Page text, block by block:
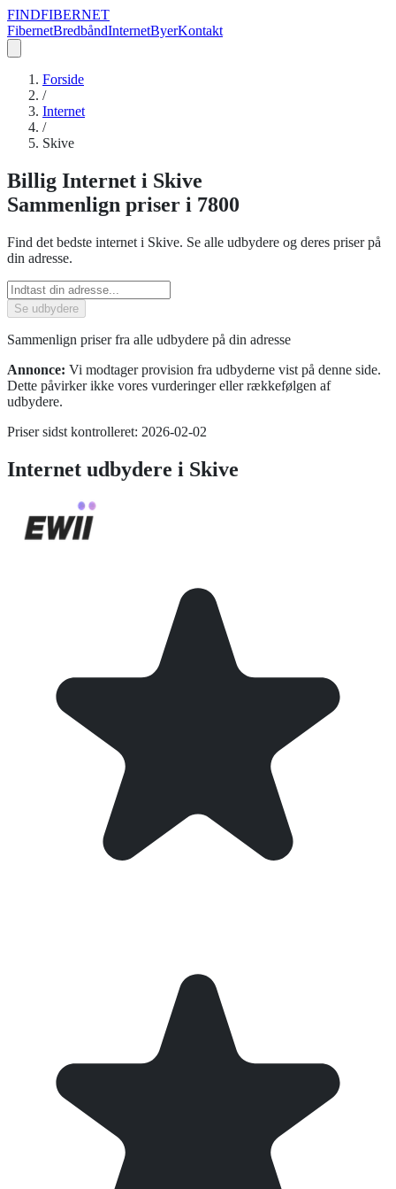
FINDFIBERNET
FibernetBredbåndInternetByerKontakt
Forside
/
Internet
/
Skive
Billig Internet i Skive
Sammenlign priser i 7800
Find det bedste internet i Skive. Se alle udbydere og deres priser på
din adresse.
Se udbydere
Sammenlign priser fra alle udbydere på din adresse
Annonce: Vi modtager provision fra udbyderne vist på denne side.
Dette påvirker ikke vores vurderinger eller rækkefølgen af
udbydere.
Priser sidst kontrolleret: 2026-02-02
Internet udbydere i Skive